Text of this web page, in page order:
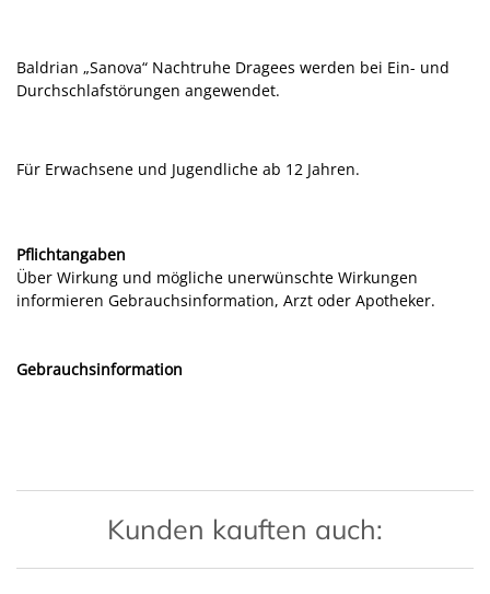
Baldrian „Sanova“ Nachtruhe Dragees werden bei Ein- und
Durchschlafstörungen angewendet.
Für Erwachsene und Jugendliche ab 12 Jahren.
Pflichtangaben
Über Wirkung und mögliche unerwünschte Wirkungen
informieren Gebrauchsinformation, Arzt oder Apotheker.
Gebrauchsinformation
Kunden kauften auch: